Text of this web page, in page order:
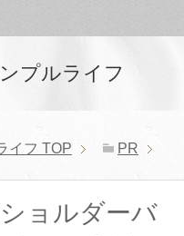
プルライフ
イフ TOP PR
ョルダーバ